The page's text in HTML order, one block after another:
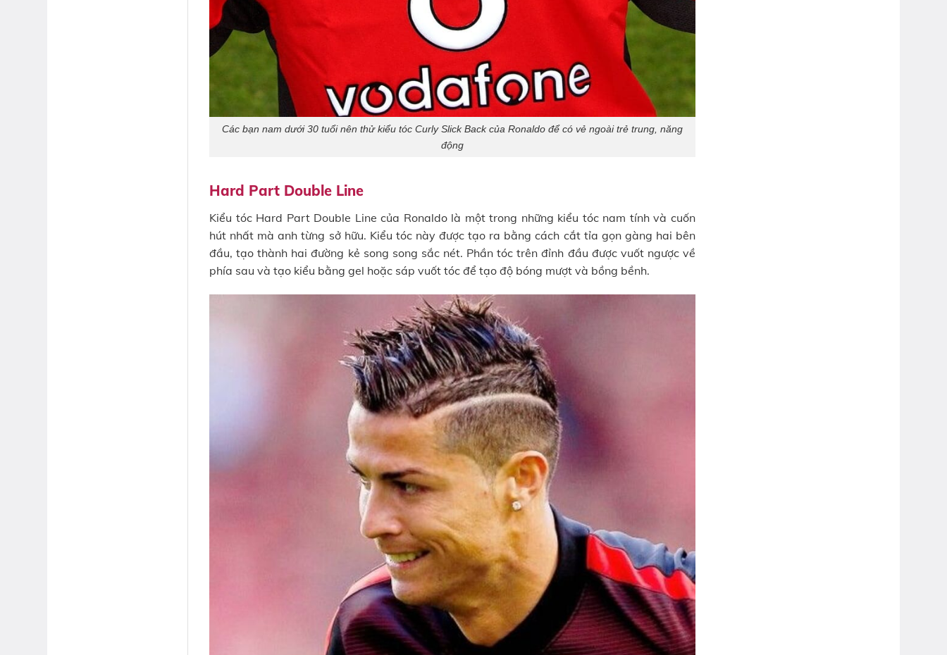
Các bạn nam dưới 30 tuổi nên thử kiểu tóc Curly Slick Back của Ronaldo để có vẻ ngoài trẻ trung, năng
động
Hard Part Double Line
Kiểu tóc Hard Part Double Line của Ronaldo là một trong những kiểu tóc nam tính và cuốn
hút nhất mà anh từng sở hữu. Kiểu tóc này được tạo ra bằng cách cắt tỉa gọn gàng hai bên
đầu, tạo thành hai đường kẻ song song sắc nét. Phần tóc trên đỉnh đầu được vuốt ngược về
phía sau và tạo kiểu bằng gel hoặc sáp vuốt tóc để tạo độ bóng mượt và bồng bềnh.